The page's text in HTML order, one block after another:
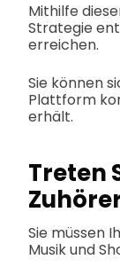
Mithilfe
Strategie
erreichen.
Sie können
Plattform
erhält.
Treten
Sie müssen
Musik und